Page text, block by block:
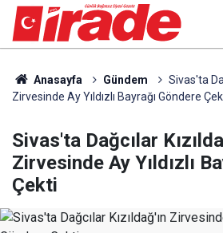
Anasayfa Gündem
Sivas'ta
Zirvesinde Ay Yıldızlı Bayrağı Göndere
Sivas'ta Dağcılar
Zirvesinde Ay Yıldızlı
Çekti